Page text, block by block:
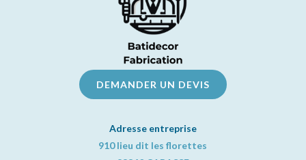
DEMANDER UN DEVIS
Adresse entreprise
910 lieu dit les florettes